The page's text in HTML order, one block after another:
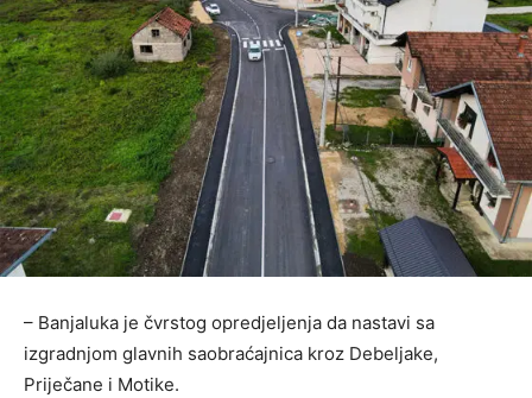
– Banjaluka je čvrstog opredjeljenja da nastavi sa
izgradnjom glavnih saobraćajnica kroz Debeljake,
Priječane i Motike.